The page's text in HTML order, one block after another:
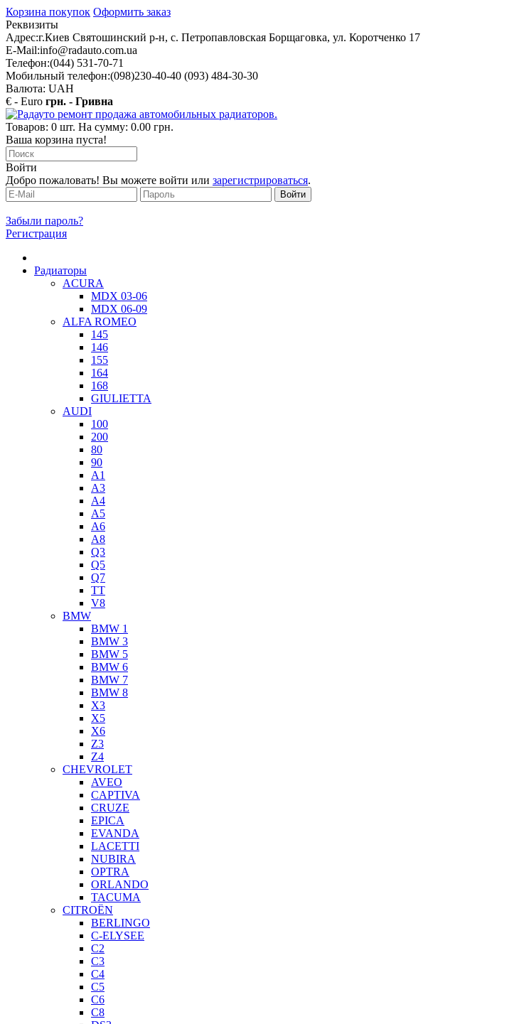
Корзина покупок Оформить заказ
Реквизиты
Адрес:г.Киев Святошинский р-н, с. Петропавловская Борщаговка, ул. Коротченко 17
E-Mail:info@radauto.com.ua
Телефон:(044) 531-70-71
Мобильный телефон:(098)230-40-40 (093) 484-30-30
Валюта: UAH
€ - Euro грн. - Гривна
Товаров: 0 шт. На сумму: 0.00 грн.
Ваша корзина пуста!
Войти
Добро пожаловать! Вы можете войти или зарегистрироваться.
Забыли пароль?
Регистрация
Радиаторы
ACURA
MDX 03-06
MDX 06-09
ALFA ROMEO
145
146
155
164
168
GIULIETTA
AUDI
100
200
80
90
A1
A3
A4
A5
A6
A8
Q3
Q5
Q7
TT
V8
BMW
BMW 1
BMW 3
BMW 5
BMW 6
BMW 7
BMW 8
X3
X5
X6
Z3
Z4
CHEVROLET
AVEO
CAPTIVA
CRUZE
EPICA
EVANDA
LACETTI
NUBIRA
OPTRA
ORLANDO
TACUMA
CITROËN
BERLINGO
C-ELYSEE
C2
C3
C4
C5
C6
C8